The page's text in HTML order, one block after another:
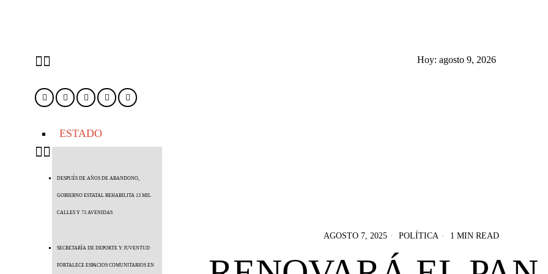
Hoy: agosto 9, 2026
ESTADO
DESPUÉS DE AÑOS DE ABANDONO,
GOBIERNO ESTATAL REHABILITA 13 MIL
CALLES Y 73 AVENIDAS
SECRETARÍA DE DEPORTE Y JUVENTUD
FORTALECE ESPACIOS COMUNITARIOS EN
AGOSTO 7, 2025 POLÍTICA 1 MIN READ